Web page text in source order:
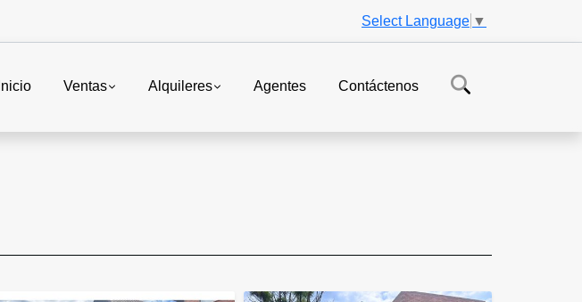
Select Language ▼
Inicio Ventas Alquileres Agentes Contáctenos